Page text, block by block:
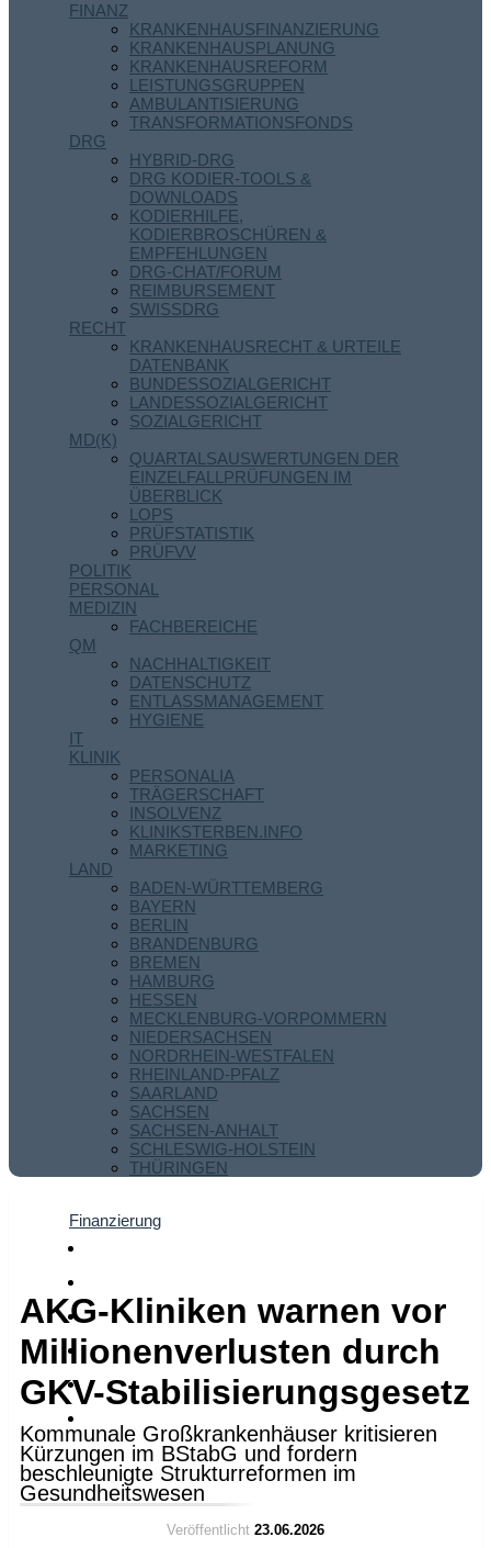
FINANZ
KRANKENHAUSFINANZIERUNG
KRANKENHAUSPLANUNG
KRANKENHAUSREFORM
LEISTUNGSGRUPPEN
AMBULANTISIERUNG
TRANSFORMATIONSFONDS
DRG
HYBRID-DRG
DRG KODIER-TOOLS &
DOWNLOADS
KODIERHILFE,
KODIERBROSCHÜREN &
EMPFEHLUNGEN
DRG-CHAT/FORUM
REIMBURSEMENT
SWISSDRG
RECHT
KRANKENHAUSRECHT & URTEILE
DATENBANK
BUNDESSOZIALGERICHT
LANDESSOZIALGERICHT
SOZIALGERICHT
MD(K)
QUARTALSAUSWERTUNGEN DER
EINZELFALLPRÜFUNGEN IM
ÜBERBLICK
LOPS
PRÜFSTATISTIK
PRÜFVV
POLITIK
PERSONAL
MEDIZIN
FACHBEREICHE
QM
NACHHALTIGKEIT
DATENSCHUTZ
ENTLASSMANAGEMENT
HYGIENE
IT
KLINIK
PERSONALIA
TRÄGERSCHAFT
INSOLVENZ
KLINIKSTERBEN.INFO
MARKETING
LAND
BADEN-WÜRTTEMBERG
BAYERN
BERLIN
BRANDENBURG
BREMEN
HAMBURG
HESSEN
MECKLENBURG-VORPOMMERN
NIEDERSACHSEN
NORDRHEIN-WESTFALEN
RHEINLAND-PFALZ
SAARLAND
SACHSEN
SACHSEN-ANHALT
SCHLESWIG-HOLSTEIN
THÜRINGEN
Finanzierung
AKG-Kliniken warnen vor
Millionenverlusten durch
GKV-Stabilisierungsgesetz
Kommunale Großkrankenhäuser kritisieren
Kürzungen im BStabG und fordern
beschleunigte Strukturreformen im
Gesundheitswesen
Veröffentlicht 23.06.2026